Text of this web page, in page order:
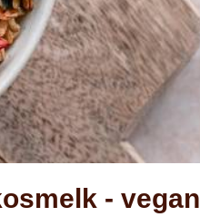
- vegan